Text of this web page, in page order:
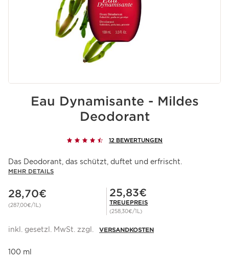
Eau Dynamisante - Mildes
Deodorant
12 BEWERTUNGEN
Das Deodorant, das schützt, duftet und erfrischt.
MEHR DETAILS
Aktueller Preis 28,70€
28,70€
(287,00€/1L)
Mitgliederpreis 25,83€
25,83€
TREUEPREIS
(258,30€/1L)
inkl. gesetzl. MwSt. zzgl. VERSANDKOSTEN
100 ml